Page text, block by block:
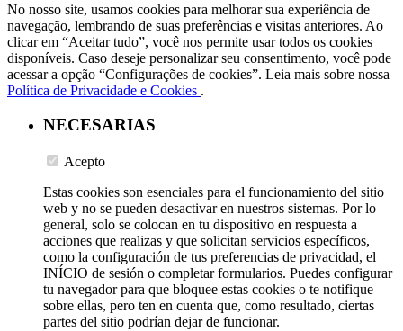
No nosso site, usamos cookies para melhorar sua experiência de
navegação, lembrando de suas preferências e visitas anteriores. Ao
clicar em “Aceitar tudo”, você nos permite usar todos os cookies
disponíveis. Caso deseje personalizar seu consentimento, você pode
acessar a opção “Configurações de cookies”. Leia mais sobre nossa
Política de Privacidade e Cookies .
NECESARIAS
Acepto
Estas cookies son esenciales para el funcionamiento del sitio
web y no se pueden desactivar en nuestros sistemas. Por lo
general, solo se colocan en tu dispositivo en respuesta a
acciones que realizas y que solicitan servicios específicos,
como la configuración de tus preferencias de privacidad, el
INÍCIO de sesión o completar formularios. Puedes configurar
tu navegador para que bloquee estas cookies o te notifique
sobre ellas, pero ten en cuenta que, como resultado, ciertas
partes del sitio podrían dejar de funcionar.